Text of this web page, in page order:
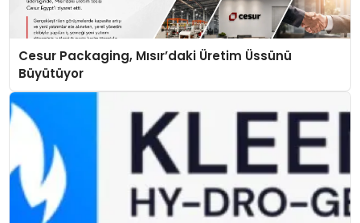
Cesur Packaging, Mısır’daki Üretim Üssünü
Büyütüyor